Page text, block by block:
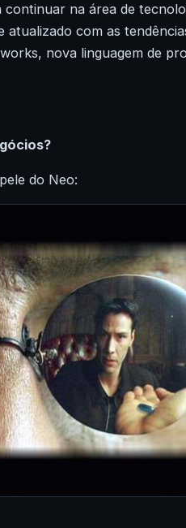
continuar na área de
atualizado com as
, nova linguagem de
do Neo: